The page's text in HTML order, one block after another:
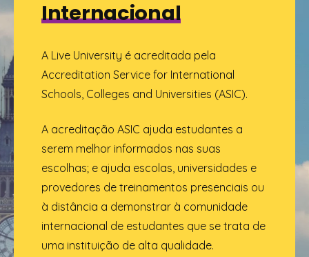
Internacional
A Live University é acreditada pela
Accreditation Service for International
Schools, Colleges and Universities (ASIC).
A acreditação ASIC ajuda estudantes a
serem melhor informados nas suas
escolhas; e ajuda escolas, universidades e
provedores de treinamentos presenciais ou
à distância a demonstrar à comunidade
internacional de estudantes que se trata de
uma instituição de alta qualidade.